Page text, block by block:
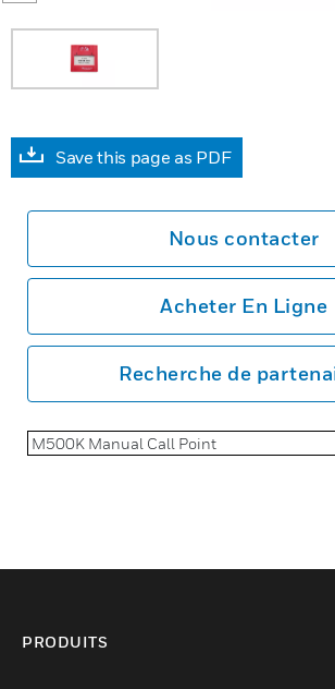
Save this page as PDF
Nous contacter
Acheter En Ligne
Recherche de
M500K Manual Call Point
PRODUITS